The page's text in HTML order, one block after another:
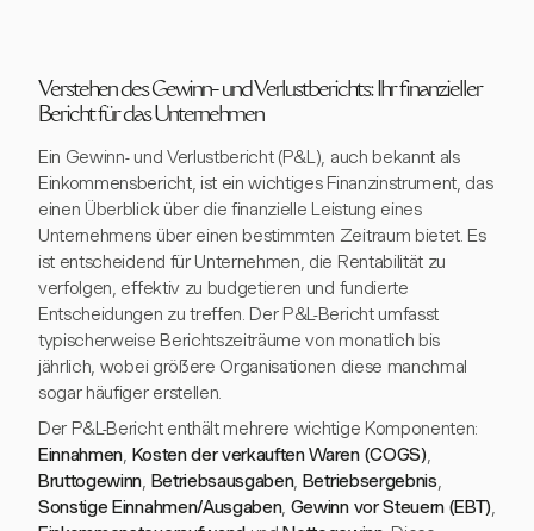
Verstehen des Gewinn- und Verlustberichts: Ihr finanzieller
Bericht für das Unternehmen
Ein Gewinn- und Verlustbericht (P&L), auch bekannt als
Einkommensbericht, ist ein wichtiges Finanzinstrument, das
einen Überblick über die finanzielle Leistung eines
Unternehmens über einen bestimmten Zeitraum bietet. Es
ist entscheidend für Unternehmen, die Rentabilität zu
verfolgen, effektiv zu budgetieren und fundierte
Entscheidungen zu treffen. Der P&L-Bericht umfasst
typischerweise Berichtszeiträume von monatlich bis
jährlich, wobei größere Organisationen diese manchmal
sogar häufiger erstellen.
Der P&L-Bericht enthält mehrere wichtige Komponenten:
Einnahmen, Kosten der verkauften Waren (COGS),
Bruttogewinn, Betriebsausgaben, Betriebsergebnis,
Sonstige Einnahmen/Ausgaben, Gewinn vor Steuern (EBT),